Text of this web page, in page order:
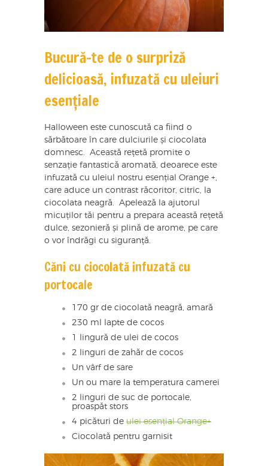
Bucură-te de o surpriză
delicioasă, infuzată cu uleiuri
esențiale
Halloween este cunoscută ca fiind o
sărbătoare în care dulciurile și ciocolata
domnesc. Această rețetă promite o
senzație fantastică aromată, deoarece este
infuzată cu uleiul nostru esențial Orange +,
care aduce un contrast răcoritor, citric, la
ciocolata neagră. Apelează la ajutorul
micuților tăi pentru a prepara această rețetă
dulce, sezonieră și plină de arome, pe care
o vor îndrăgi cu siguranță.
Căni cu ciocolată infuzată cu
portocale
170 gr de ciocolată neagră, amară
230 ml lapte de cocos
1 lingură de ulei de cocos
2 linguri de zahăr de cocos
Un vârf de sare
Un ou mare la temperatura camerei
2 linguri de suc de portocale,
proaspăt stors
4 picături de ulei esențial Orange+
Ciocolată pentru garnisit